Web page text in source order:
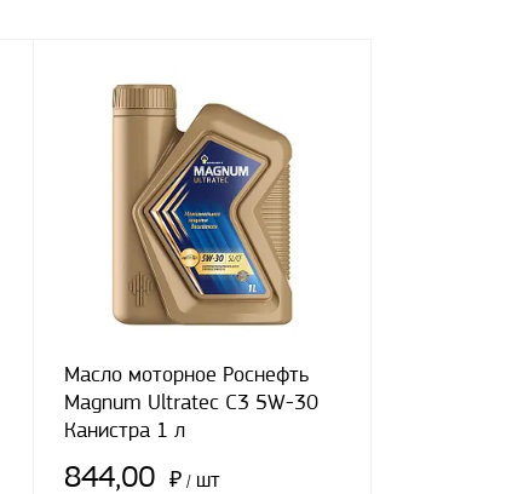
Масло моторное Роснефть
Magnum Ultratec C3 5W-30
Канистра 1 л
844,00 ₽ / шт